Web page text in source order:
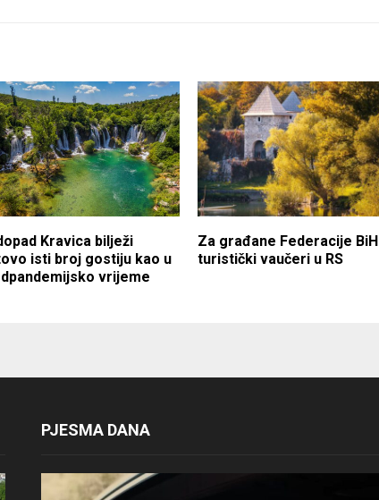
Kravica bilježi
isti broj gostiju kao u
vrijeme
Za građane Federacije BiH
turistički vaučeri u RS
PJESMA DANA